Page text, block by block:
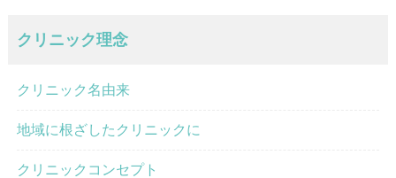
クリニック理念
クリニック名由来
地域に根ざしたクリニックに
クリニックコンセプト